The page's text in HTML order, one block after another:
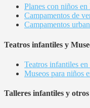
Planes con niños
Campamentos de
Campamentos
Teatros infantiles y
Teatros infantiles
Museos para niños
Talleres infantiles y